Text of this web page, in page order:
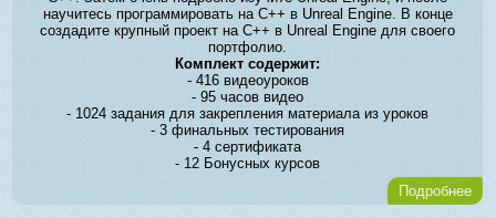
научитесь программировать на C++ в Unreal Engine. В конце
создадите крупный проект на C++ в Unreal Engine для своего
портфолио.
Комплект содержит:
- 416 видеоуроков
- 95 часов видео
- 1024 задания для закрепления материала из уроков
- 3 финальных тестирования
- 4 сертификата
- 12 Бонусных курсов
Подробнее